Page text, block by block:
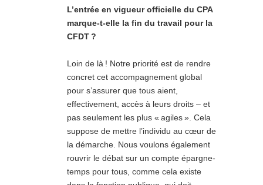
L’entrée en vigueur officielle du CPA
marque-t-elle la fin du travail pour la
CFDT ?
Loin de là ! Notre priorité est de rendre
concret cet accompagnement global
pour s’assurer que tous aient,
effectivement, accès à leurs droits – et
pas seulement les plus « agiles ». Cela
suppose de mettre l’individu au cœur de
la démarche. Nous voulons également
rouvrir le débat sur un compte épargne-
temps pour tous, comme cela existe